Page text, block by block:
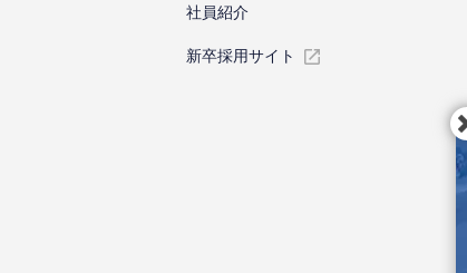
社員紹介
新卒採⽤サイト